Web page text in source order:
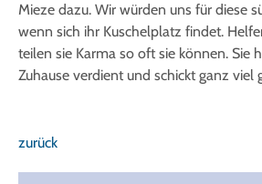
Mieze dazu. Wir würden uns für diese
wenn sich ihr Kuschelplatz findet.
teilen sie Karma so oft sie können. Sie
Zuhause verdient und schickt ganz viel
zurück